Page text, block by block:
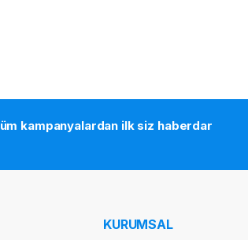
kampanyalardan ilk siz haberdar
KURUMSAL